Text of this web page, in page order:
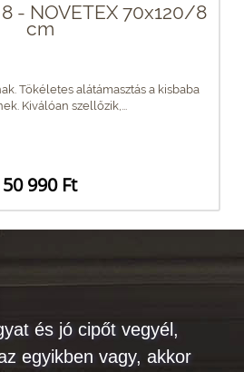
- NOVETEX 70x120/8
cm
Tökéletes alátámasztás a kisbaba
Kiválóan szellőzik,...
50 990 Ft
és jó cipőt vegyél,
egyikben vagy, akkor